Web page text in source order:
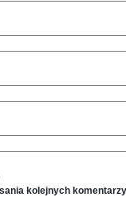
kolejnych